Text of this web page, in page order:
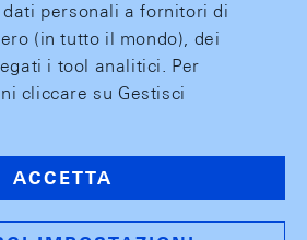
personali a fornitori di
(in tutto il mondo), dei
i tool analitici. Per
cliccare su Gestisci
ACCETTA